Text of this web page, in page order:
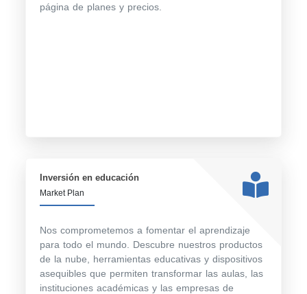
página de planes y precios.
Inversión en educación
Market Plan
Nos comprometemos a fomentar el aprendizaje
para todo el mundo. Descubre nuestros productos
de la nube, herramientas educativas y dispositivos
asequibles que permiten transformar las aulas, las
instituciones académicas y las empresas de